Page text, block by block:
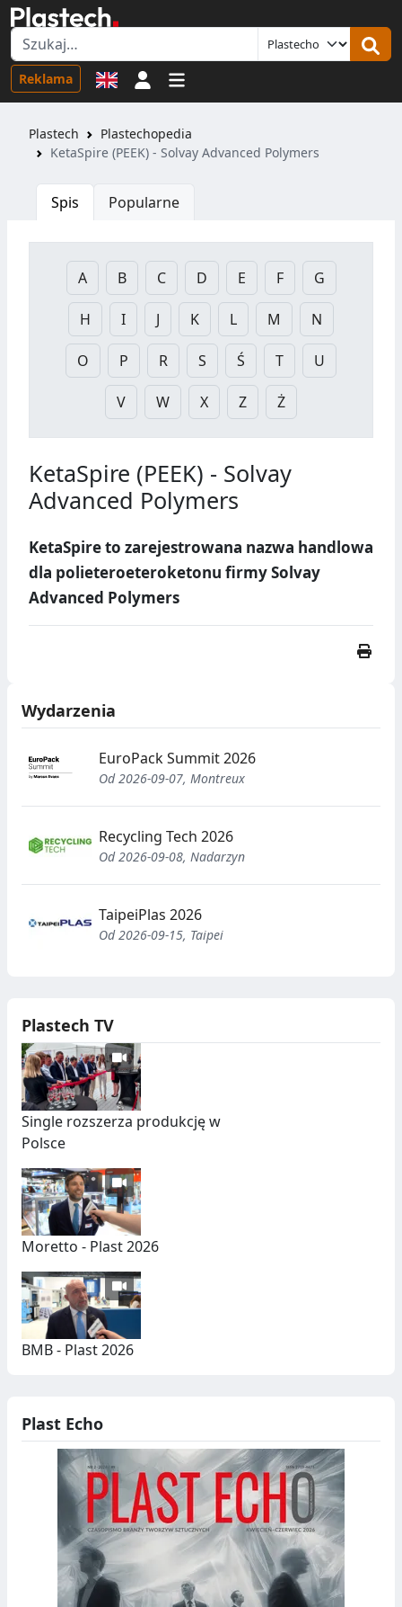
Reklama Logowanie
Plastech
Plastechopedia
KetaSpire (PEEK) - Solvay Advanced Polymers
Spis Popularne
A B C D E F G
H I J K L M N
O P R S Ś T U
V W X Z Ż
KetaSpire (PEEK) - Solvay
Advanced Polymers
KetaSpire to zarejestrowana nazwa handlowa
dla polieteroeteroketonu firmy Solvay
Advanced Polymers
Wydarzenia
EuroPack Summit 2026
Od 2026-09-07, Montreux
Recycling Tech 2026
Od 2026-09-08, Nadarzyn
TaipeiPlas 2026
Od 2026-09-15, Taipei
Plastech TV
Single rozszerza produkcję w
Polsce
Moretto - Plast 2026
BMB - Plast 2026
Plast Echo